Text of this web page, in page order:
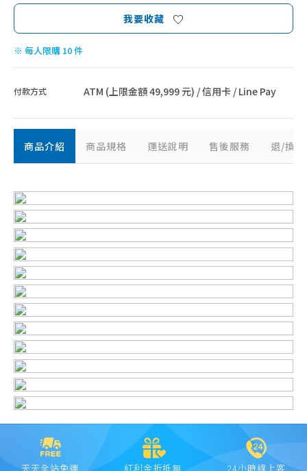
我要收藏
※ 每人限購 10 件
付款方式 ATM (上限金額 49,999 元) / 信用卡 / Line Pay
商品介紹 商品規格 運送說明 售後服務 退/換
天天全站免運 紅利金折抵無 24小時線上客